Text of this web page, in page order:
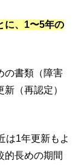
に、1〜5年の
の書類（障害
（再認定）
は1年更新もよ
的長めの期間